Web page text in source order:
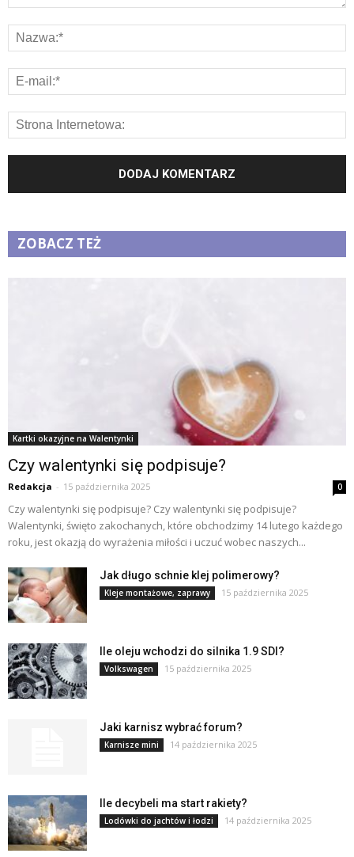
ZOBACZ TEŻ
Kartki okazyjne na Walentynki
Czy walentynki się podpisuje?
Redakcja - 15 października 2025 0
Czy walentynki się podpisuje? Czy walentynki się podpisuje?
Walentynki, święto zakochanych, które obchodzimy 14 lutego każdego
roku, jest okazją do wyrażenia miłości i uczuć wobec naszych...
Jak długo schnie klej polimerowy?
Kleje montażowe, zaprawy 15 października 2025
Ile oleju wchodzi do silnika 1.9 SDI?
Volkswagen 15 października 2025
Jaki karnisz wybrać forum?
Karnisze mini 14 października 2025
Ile decybeli ma start rakiety?
Lodówki do jachtów i łodzi 14 października 2025